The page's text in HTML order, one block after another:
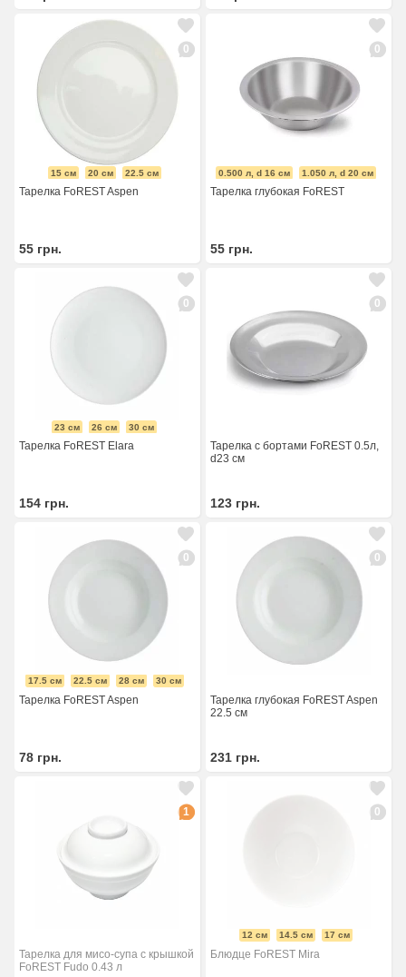
0
15 см 20 см 22.5 см
Тарелка FoREST Aspen
55 грн.
0
0.500 л, d 16 cм 1.050 л, d 20 см
Тарелка глубокая FoREST
55 грн.
0
23 см 26 см 30 см
Тарелка FoREST Elara
154 грн.
0
Тарелка с бортами FoREST 0.5л,
d23 см
123 грн.
0
17.5 см 22.5 см 28 см 30 см
Тарелка FoREST Aspen
78 грн.
0
Тарелка глубокая FoREST Aspen
22.5 см
231 грн.
1
Тарелка для мисо-супа с крышкой
FoREST Fudo 0.43 л
0
12 см 14.5 см 17 см
Блюдце FoREST Mira